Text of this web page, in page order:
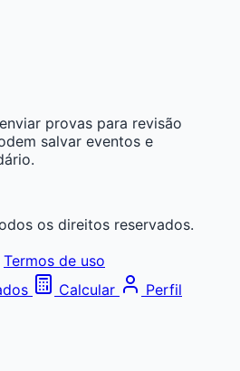
provas para revisão
salvar eventos e
os direitos reservados.
Termos de uso
Calcular Perfil